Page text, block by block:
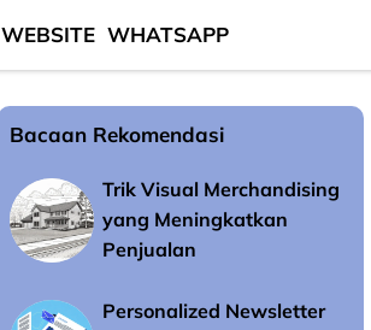
WEBSITE WHATSAPP
Bacaan Rekomendasi
Trik Visual Merchandising
yang Meningkatkan
Penjualan
Personalized Newsletter